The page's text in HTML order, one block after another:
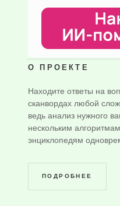
О ПРОЕКТЕ
Находите ответы на
сканвордах любой
ведь анализ нужного
нескольким
энциклопедям
ПОДРОБНЕЕ